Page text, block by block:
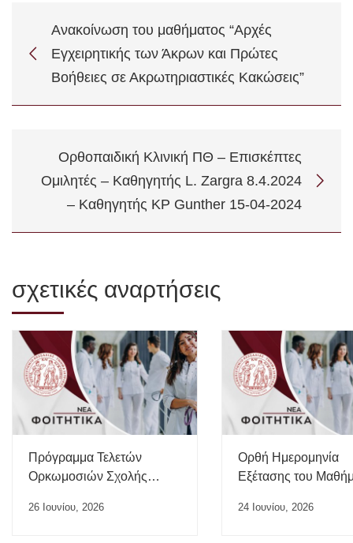
Ανακοίνωση του μαθήματος “Αρχές
Εγχειρητικής των Άκρων και Πρώτες
Βοήθειες σε Ακρωτηριαστικές Κακώσεις”
Ορθοπαιδική Κλινική ΠΘ – Επισκέπτες
Ομιλητές – Καθηγητής L. Zargra 8.4.2024
– Καθηγητής KP Gunther 15-04-2024
σχετικές αναρτήσεις
Πρόγραμμα Τελετών
Ορκωμοσιών Σχολής
Ιούλιος 2026
26 Ιουνίου, 2026
Ορθή Ημερομηνία
Εξέτασης του
24 Ιουνίου, 2026